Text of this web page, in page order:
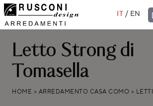
IT / EN
Letto Strong di
Tomasella
HOME > ARREDAMENTO CASA COMO > LETTI